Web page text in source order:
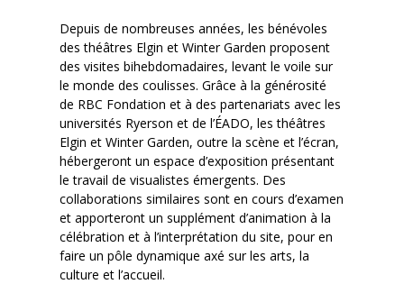
Depuis de nombreuses années, les bénévoles
des théâtres Elgin et Winter Garden proposent
des visites bihebdomadaires, levant le voile sur
le monde des coulisses. Grâce à la générosité
de RBC Fondation et à des partenariats avec les
universités Ryerson et de l’ÉADO, les théâtres
Elgin et Winter Garden, outre la scène et l’écran,
hébergeront un espace d’exposition présentant
le travail de visualistes émergents. Des
collaborations similaires sont en cours d’examen
et apporteront un supplément d’animation à la
célébration et à l’interprétation du site, pour en
faire un pôle dynamique axé sur les arts, la
culture et l’accueil.